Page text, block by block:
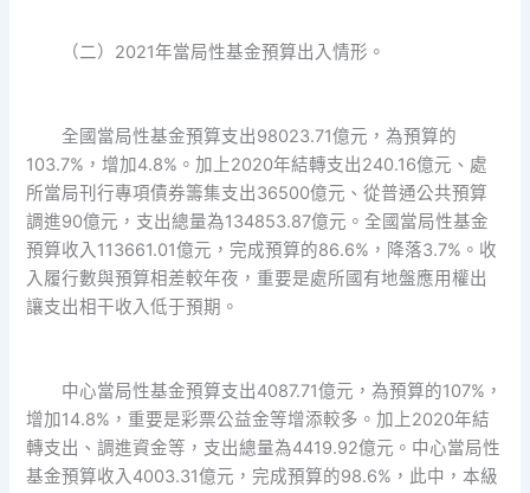
（二）2021年當局性基金預算出入情形。
全國當局性基金預算支出98023.71億元，為預算的
103.7%，增加4.8%。加上2020年結轉支出240.16億元、處
所當局刊行專項債券籌集支出36500億元、從普通公共預算
調進90億元，支出總量為134853.87億元。全國當局性基金
預算收入113661.01億元，完成預算的86.6%，降落3.7%。收
入履行數與預算相差較年夜，重要是處所國有地盤應用權出
讓支出相干收入低于預期。
中心當局性基金預算支出4087.71億元，為預算的107%，
增加14.8%，重要是彩票公益金等增添較多。加上2020年結
轉支出、調進資金等，支出總量為4419.92億元。中心當局性
基金預算收入4003.31億元，完成預算的98.6%，此中，本級